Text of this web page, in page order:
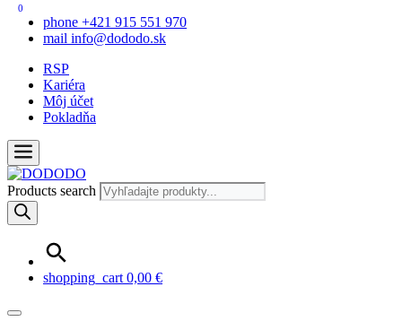
phone +421 915 551 970
mail info@dododo.sk
RSP
Kariéra
Môj účet
Pokladňa
Products search
0
shopping_cart 0,00 €